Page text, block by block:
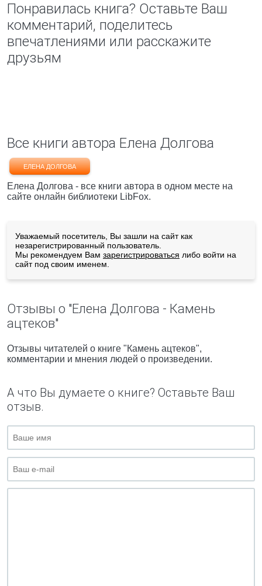
Понравилась книга? Оставьте Ваш
комментарий, поделитесь
впечатлениями или расскажите
друзьям
Все книги автора Елена Долгова
ЕЛЕНА ДОЛГОВА
Елена Долгова - все книги автора в одном месте на
сайте онлайн библиотеки LibFox.
Уважаемый посетитель, Вы зашли на сайт как
незарегистрированный пользователь.
Мы рекомендуем Вам зарегистрироваться либо войти на
сайт под своим именем.
Отзывы о "Елена Долгова - Камень
ацтеков"
Отзывы читателей о книге "Камень ацтеков",
комментарии и мнения людей о произведении.
А что Вы думаете о книге? Оставьте Ваш
отзыв.